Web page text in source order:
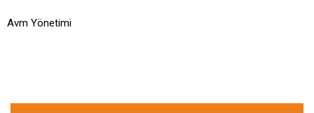
Avm Yönetimi